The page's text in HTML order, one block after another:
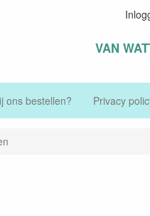
VAN
ons bestellen? Privacy